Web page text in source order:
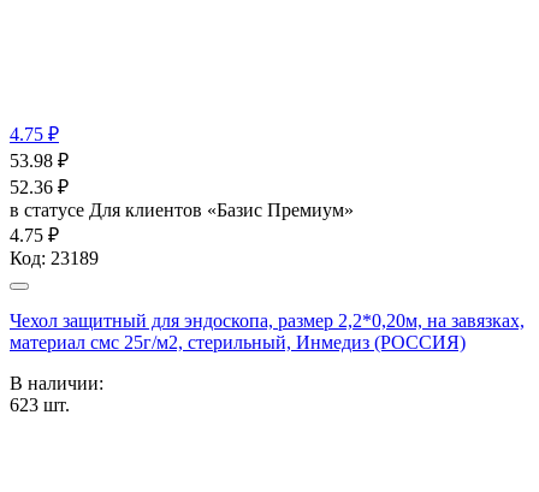
4.75 ₽
53.98 ₽
52.36 ₽
в статусе Для клиентов «Базис Премиум»
4.75 ₽
Код: 23189
Чехол защитный для эндоскопа, размер 2,2*0,20м, на завязках,
материал смс 25г/м2, стерильный, Инмедиз (РОССИЯ)
В наличии:
623 шт.